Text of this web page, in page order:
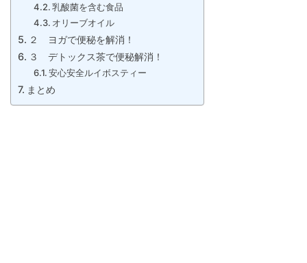
乳酸菌を含む食品
オリーブオイル
２ ヨガで便秘を解消！
３ デトックス茶で便秘解消！
安心安全ルイボスティー
まとめ